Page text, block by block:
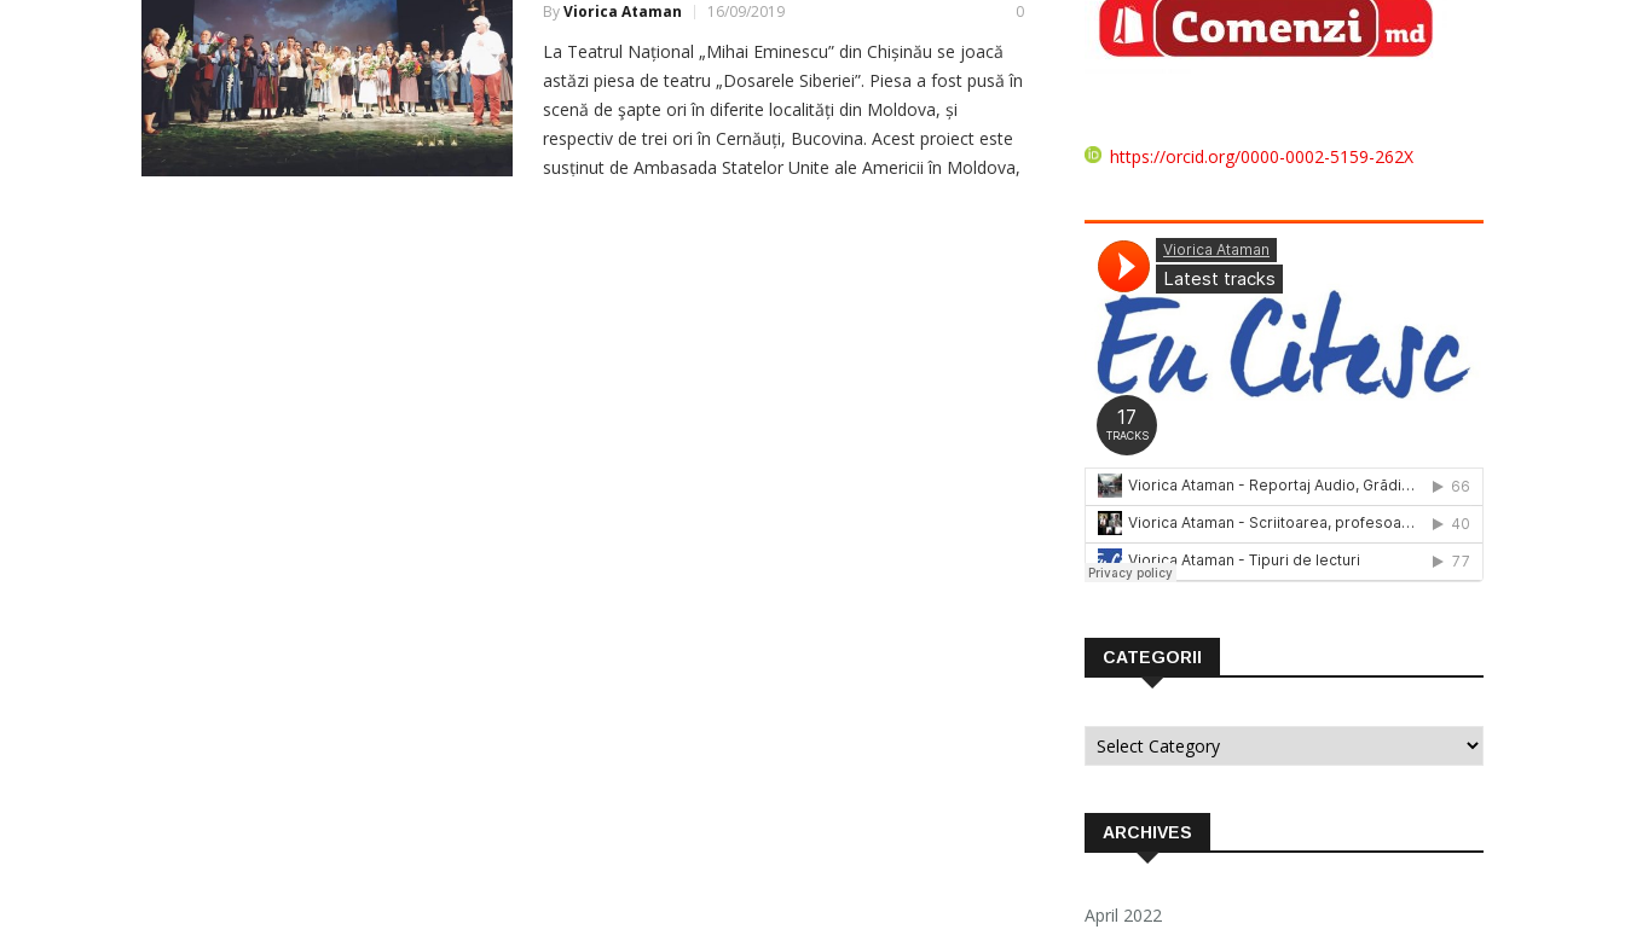
ByViorica Ataman 16/09/2019 0
La Teatrul Național „Mihai Eminescu” din Chișinău se joacă
astăzi piesa de teatru „Dosarele Siberiei”. Piesa a fost pusă în
scenă de şapte ori în diferite localități din Moldova, și
respectiv de trei ori în Cernăuți, Bucovina. Acest proiect este
susținut de Ambasada Statelor Unite ale Americii în Moldova,
https://orcid.org/0000-0002-5159-262X
CATEGORII
Categorii
ARCHIVES
April 2022